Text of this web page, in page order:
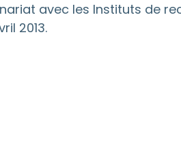
avec les Instituts de
2013.